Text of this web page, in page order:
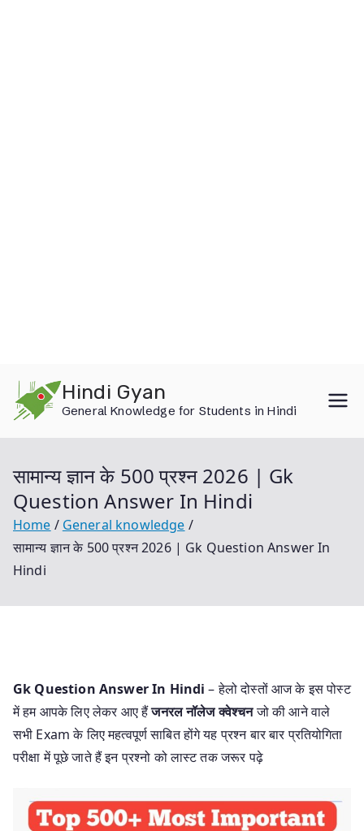
content
Hindi Gyan
General Knowledge for Students in Hindi
सामान्य ज्ञान के 500 प्रश्न 2026 | Gk
Question Answer In Hindi
Home
General knowledge
सामान्य ज्ञान के 500 प्रश्न 2026 | Gk Question Answer In
Hindi
Gk Question Answer In Hindi – हेलो दोस्तों आज के इस पोस्ट
में हम आपके लिए लेकर आए हैंजनरल नॉलेज क्वेश्चनजो की आने वाले
सभी Exam के लिए महत्वपूर्ण साबित होंगे यह प्रश्न बार बार प्रतियोगिता
परीक्षा में पूछे जाते हैं इन प्रश्नो को लास्ट तक जरूर पढ़े